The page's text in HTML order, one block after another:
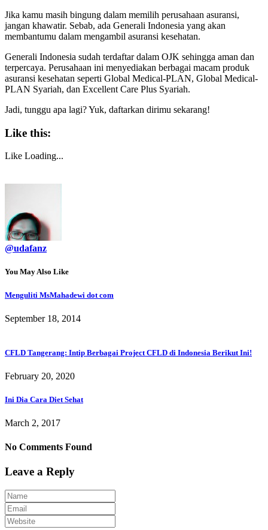
Jika kamu masih bingung dalam memilih perusahaan asuransi,
jangan khawatir. Sebab, ada Generali Indonesia yang akan
membantumu dalam mengambil asuransi kesehatan.
Generali Indonesia sudah terdaftar dalam OJK sehingga aman dan
terpercaya. Perusahaan ini menyediakan berbagai macam produk
asuransi kesehatan seperti Global Medical-PLAN, Global Medical-
PLAN Syariah, dan Excellent Care Plus Syariah.
Jadi, tunggu apa lagi? Yuk, daftarkan dirimu sekarang!
Like this:
Like Loading...
@udafanz
You May Also Like
Menguliti MsMahadewi dot com
September 18, 2014
CFLD Tangerang: Intip Berbagai Project CFLD di Indonesia Berikut Ini!
February 20, 2020
Ini Dia Cara Diet Sehat
March 2, 2017
No Comments Found
Leave a Reply